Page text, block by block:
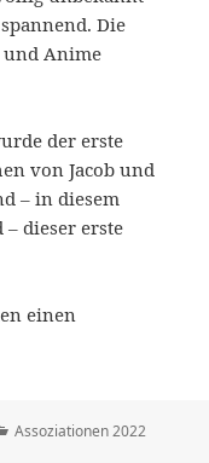
Die
und Anime
der erste
von Jacob und
– in diesem
dieser erste
einen
Kategorien
Assoziationen 2022